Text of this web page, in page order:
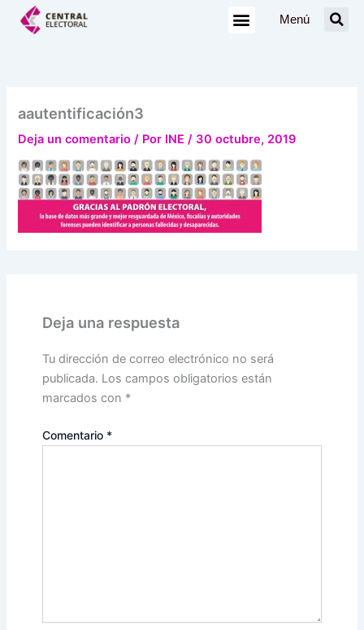
Menú
aautentificación3
Deja un comentario / Por INE/ 30 octubre, 2019
Deja una respuesta
Tu dirección de correo electrónico no será
publicada. Los campos obligatorios están
marcados con *
Comentario *